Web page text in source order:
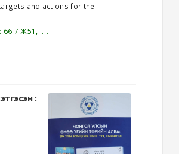
and actions for the
66.7 Ж51, .. .
: